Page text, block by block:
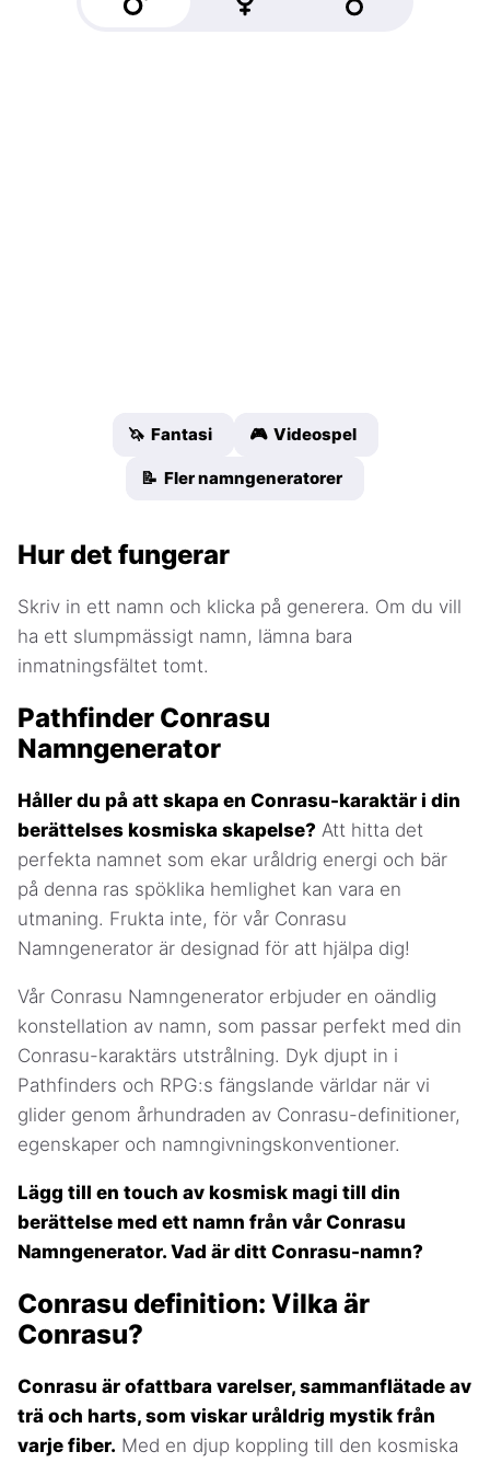
🦄 Fantasi 🎮 Videospel
📝 Fler namngeneratorer
Hur det fungerar
Skriv in ett namn och klicka på generera. Om du vill
ha ett slumpmässigt namn, lämna bara
inmatningsfältet tomt.
Pathfinder Conrasu
Namngenerator
Håller du på att skapa en Conrasu-karaktär i din
berättelses kosmiska skapelse? Att hitta det
perfekta namnet som ekar uråldrig energi och bär
på denna ras spöklika hemlighet kan vara en
utmaning. Frukta inte, för vår Conrasu
Namngenerator är designad för att hjälpa dig!
Vår Conrasu Namngenerator erbjuder en oändlig
konstellation av namn, som passar perfekt med din
Conrasu-karaktärs utstrålning. Dyk djupt in i
Pathfinders och RPG:s fängslande världar när vi
glider genom århundraden av Conrasu-definitioner,
egenskaper och namngivningskonventioner.
Lägg till en touch av kosmisk magi till din
berättelse med ett namn från vår Conrasu
Namngenerator. Vad är ditt Conrasu-namn?
Conrasu definition: Vilka är
Conrasu?
Conrasu är ofattbara varelser, sammanflätade av
trä och harts, som viskar uråldrig mystik från
varje fiber. Med en djup koppling till den kosmiska